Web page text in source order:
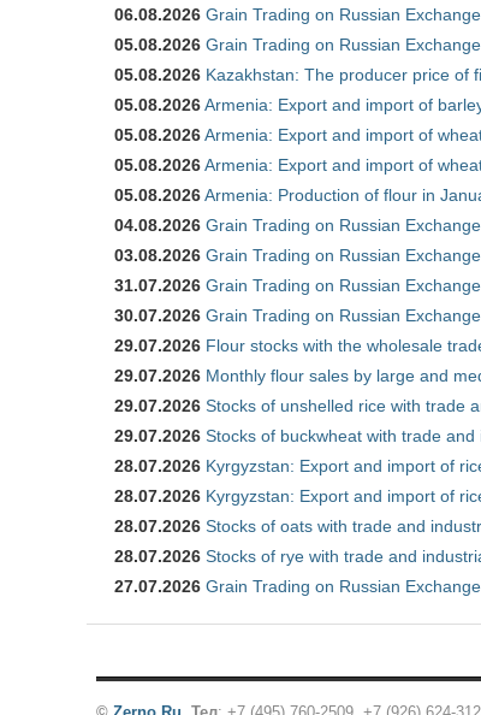
06.08.2026 Grain Trading on Russian
05.08.2026 Grain Trading on Russian
05.08.2026 Kazakhstan: The producer price of
05.08.2026Armenia: Export and import of
05.08.2026Armenia: Export and import of
05.08.2026Armenia: Export and import of
05.08.2026Armenia: Production of flour in
04.08.2026 Grain Trading on Russian
03.08.2026 Grain Trading on Russian
31.07.2026 Grain Trading on Russian
30.07.2026 Grain Trading on Russian
29.07.2026 Flour stocks with the wholesale
29.07.2026 Monthly flour sales by large and
29.07.2026 Stocks of unshelled rice with trade
29.07.2026 Stocks of buckwheat with trade
28.07.2026 Kyrgyzstan: Export and import of
28.07.2026 Kyrgyzstan: Export and import of
28.07.2026 Stocks of oats with trade and
28.07.2026 Stocks of rye with trade and
27.07.2026 Grain Trading on Russian